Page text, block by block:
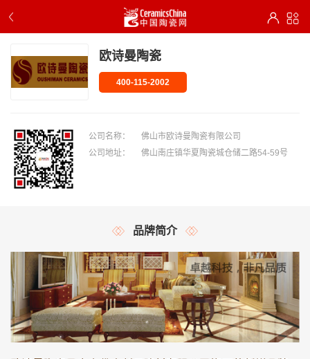
欧诗曼陶瓷
400-115-2002
公司名称：
佛山市欧诗曼陶瓷有限公司
公司地址：
佛山南庄镇华夏陶瓷城仓储二路54-59号
品牌简介